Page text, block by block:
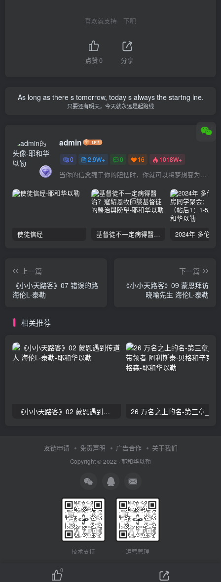
喜欢就支持一下吧
点赞0 分享
As long as there s tomorrow, today s always the startng lne.
只要还有明天，今天就永远是起跑线
admin
0 2.9W+ 0 16 1018W+
当你的信念强于你的胆怯时，你就可以将梦想变为现实了
使徒信经 基督徒不一定病得醫治？寇紹恩牧師談基督徒的醫治與盼望
上一篇
《小小天路客》07 错误的路
海伦L·泰勒
下一篇
《小小天路客》09 蒙恩拜访
晓喻先生 海伦L·泰勒
相关推荐
《小小天路客》02 蒙恩遇到传道人 海伦L·泰勒
友链申请 免责声明 广告合作 关于我们
Copyright © 2022 · 耶和华以勒
技术支持 运营管理
0